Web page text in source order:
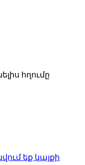
հղումը
եք կայքի